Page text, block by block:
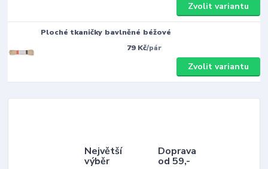
Zvolit variantu
Ploché tkaničky bavlněné béžové
79 Kč/pár
Zvolit variantu
Největší
výběr
Doprava
od 59,-